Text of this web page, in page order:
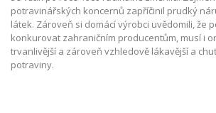
potravinářských koncernů zapříčinil prudký
látek. Zároveň si domácí výrobci uvědomili, že
konkurovat zahraničním producentům, musí i
trvanlivější a zároveň vzhledově lákavější a
potraviny.